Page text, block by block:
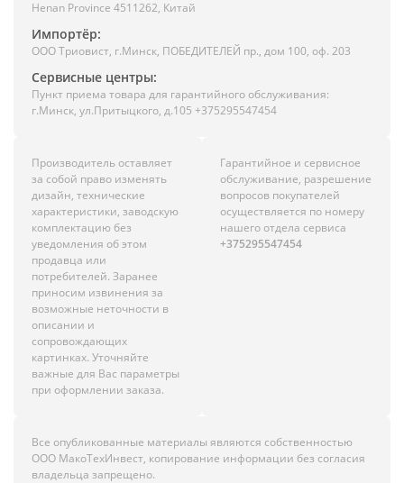
Henan Province 4511262, Китай
Импортёр:
ООО Триовист, г.Минск, ПОБЕДИТЕЛЕЙ пр., дом 100, оф. 203
Сервисные центры:
Пункт приема товара для гарантийного обслуживания:
г.Минск, ул.Притыцкого, д.105 +375295547454
Производитель оставляет
за собой право изменять
дизайн, технические
характеристики, заводскую
комплектацию без
уведомления об этом
продавца или
потребителей. Заранее
приносим извинения за
возможные неточности в
описании и
сопровождающих
картинках. Уточняйте
важные для Вас параметры
при оформлении заказа.
Гарантийное и сервисное
обслуживание, разрешение
вопросов покупателей
осуществляется по номеру
нашего отдела сервиса
+375295547454
Все опубликованные материалы являются собственностью
ООО МакоТехИнвест, копирование информации без согласия
владельца запрещено.